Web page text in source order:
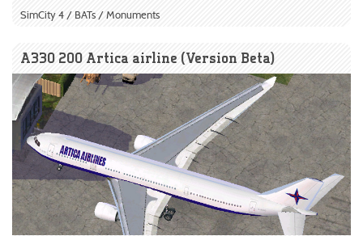
SimCity 4 / BATs / Monuments
A330 200 Artica airline (Version Beta)